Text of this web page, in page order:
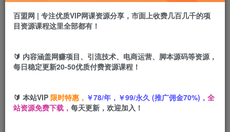
盟币9.9
立即购买
百盟网 | 专注优质VIP网课资源分享，市面上收费几百几千的项
目资源课程这里全部都有！
🔰 内容涵盖网赚项目、引流技术、电商运营、脚本源码等资源，
每日稳定更新20-50优质付费资源课程！
🔰 本站VIP 限时特惠， ￥78/年，￥99/永久 (推广佣金70%)， 全
站资源免费下载， 每天更新，欢迎加入！